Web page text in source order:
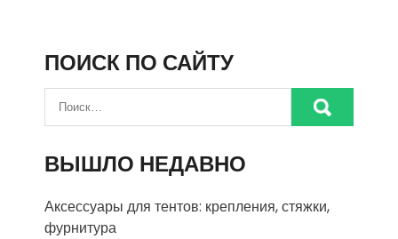
ПОИСК ПО САЙТУ
ВЫШЛО НЕДАВНО
Аксессуары для тентов: крепления, стяжки,
фурнитура